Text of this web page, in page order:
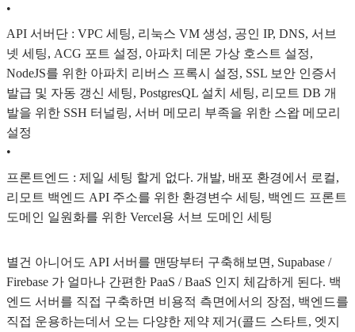
•
API 서버단 : VPC 세팅, 리눅스 VM 생성, 공인 IP, DNS, 서브
넷 세팅, ACG 포트 설정, 아파치 데몬 가상 호스트 설정,
NodeJS를 위한 아파치 리버스 프록시 설정, SSL 보안 인증서
발급 및 자동 갱신 세팅, PostgresQL 설치 세팅, 리모트 DB 개
발을 위한 SSH 터널링, 서버 메모리 부족을 위한 스왑 메모리
설정
•
프론트엔드 : 제일 세팅 할게 없다. 개발, 배포 환경에서 로컬,
리모트 백엔드 API 주소를 위한 환경변수 세팅, 백엔드 프론트
도메인 일원화를 위한 Vercel용 서브 도메인 세팅
별건 아니어도 API 서버를 맨땅부터 구축해보면, Supabase /
Firebase 가 얼마나 간편한 PaaS / BaaS 인지 체감하게 된다. 백
엔드 서버를 직접 구축하면 비용적 측면에서의 장점, 백엔드를
직접 운용하는데서 오는 다양한 제약 제거(콜드 스타트, 엣지